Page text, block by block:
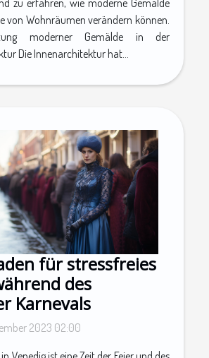
zu erfahren, wie moderne Gemälde
von Wohnräumen verändern können.
moderner Gemälde in der
Die Innenarchitektur hat...
für stressfreies
des
Karnevals
2023 02:00